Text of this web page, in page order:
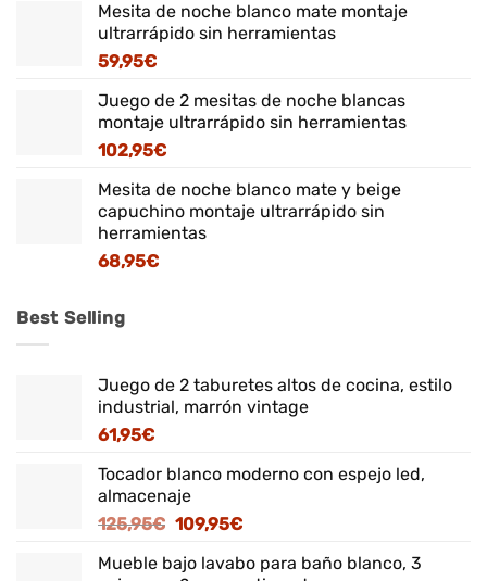
Mesita de noche blanco mate montaje
ultrarrápido sin herramientas
59,95€
Juego de 2 mesitas de noche blancas
montaje ultrarrápido sin herramientas
102,95€
Mesita de noche blanco mate y beige
capuchino montaje ultrarrápido sin
herramientas
68,95€
Best Selling
Juego de 2 taburetes altos de cocina, estilo
industrial, marrón vintage
61,95€
Tocador blanco moderno con espejo led,
almacenaje
125,95€ El
original
109,95€El
actual
Mueble bajo lavabo para baño blanco, 3